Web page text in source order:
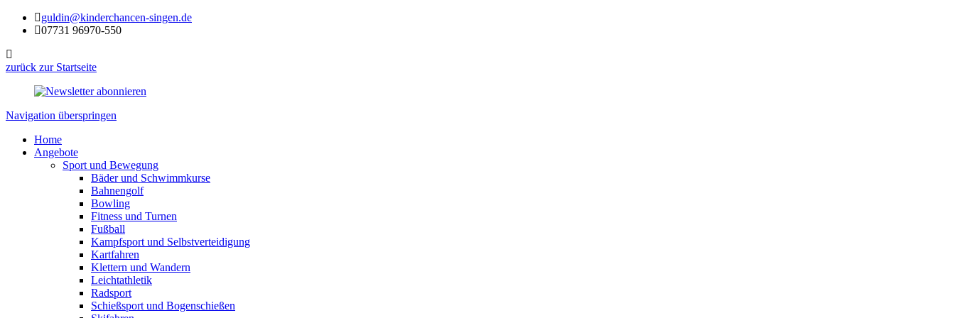
guldin@kinderchancen-singen.de
07731 96970-550
zurück zur Startseite
Navigation überspringen
Home
Angebote
Sport und Bewegung
Bäder und Schwimmkurse
Bahnengolf
Bowling
Fitness und Turnen
Fußball
Kampfsport und Selbstverteidigung
Kartfahren
Klettern und Wandern
Leichtathletik
Radsport
Schießsport und Bogenschießen